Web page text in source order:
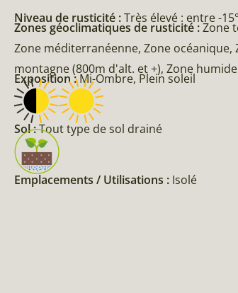
Niveau de rusticité :Très élevé : entre -
Zones géoclimatiques de rusticité :Zone
Zone méditerranéenne, Zone océanique,
montagne (800m d'alt. et +), Zone humide
Exposition :Mi-Ombre, Plein soleil
Sol :Tout type de sol drainé
Emplacements / Utilisations : Isolé